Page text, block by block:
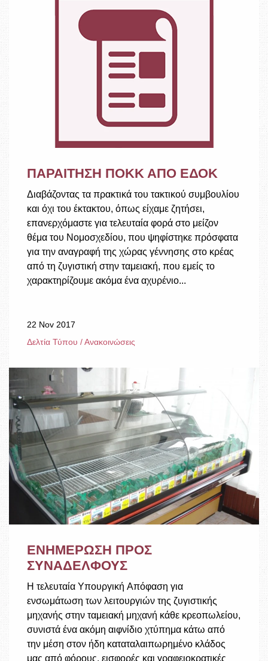
ΠΑΡΑΙΤΗΣΗ ΠΟΚΚ ΑΠΟ ΕΔΟΚ
Διαβάζοντας τα πρακτικά του τακτικού συμβουλίου
και όχι του έκτακτου, όπως είχαμε ζητήσει,
επανερχόμαστε για τελευταία φορά στο μείζον
θέμα του Νομοσχεδίου, που ψηφίστηκε πρόσφατα
για την αναγραφή της χώρας γέννησης στο κρέας
από τη ζυγιστική στην ταμειακή, που εμείς το
χαρακτηρίζουμε ακόμα ένα αχυρένιο...
22 Nov 2017
Δελτία Τύπου / Ανακοινώσεις
ΕΝΗΜΕΡΩΣΗ ΠΡΟΣ
ΣΥΝΑΔΕΛΦΟΥΣ
Η τελευταία Yπουργική Aπόφαση για
ενσωμάτωση των λειτουργιών της ζυγιστικής
μηχανής στην ταμειακή μηχανή κάθε κρεοπωλείου,
συνιστά ένα ακόμη αιφνίδιο χτύπημα κάτω από
την μέση στον ήδη καταταλαιπωρημένο κλάδος
μας από φόρους, εισφορές και γραφειοκρατικές